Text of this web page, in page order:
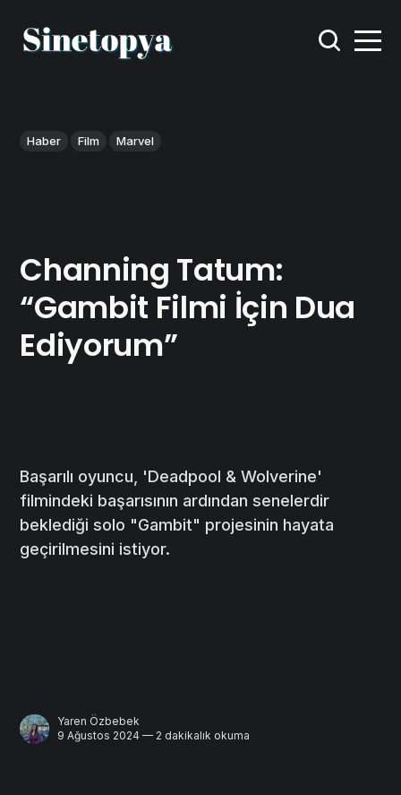
Haber Film Marvel
Channing Tatum:
“Gambit Filmi İçin Dua
Ediyorum”
Başarılı oyuncu, 'Deadpool & Wolverine'
filmindeki başarısının ardından senelerdir
beklediği solo "Gambit" projesinin hayata
geçirilmesini istiyor.
Yaren Özbebek
9 Ağustos 2024 — 2 dakikalık okuma